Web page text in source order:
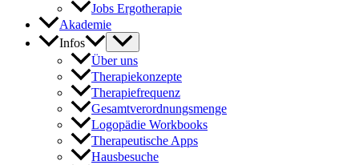
Jobs Ergotherapie
Akademie
Infos
Über uns
Therapiekonzepte
Therapiefrequenz
Gesamtverordnungsmenge
Logopädie Workbooks
Therapeutische Apps
Hausbesuche